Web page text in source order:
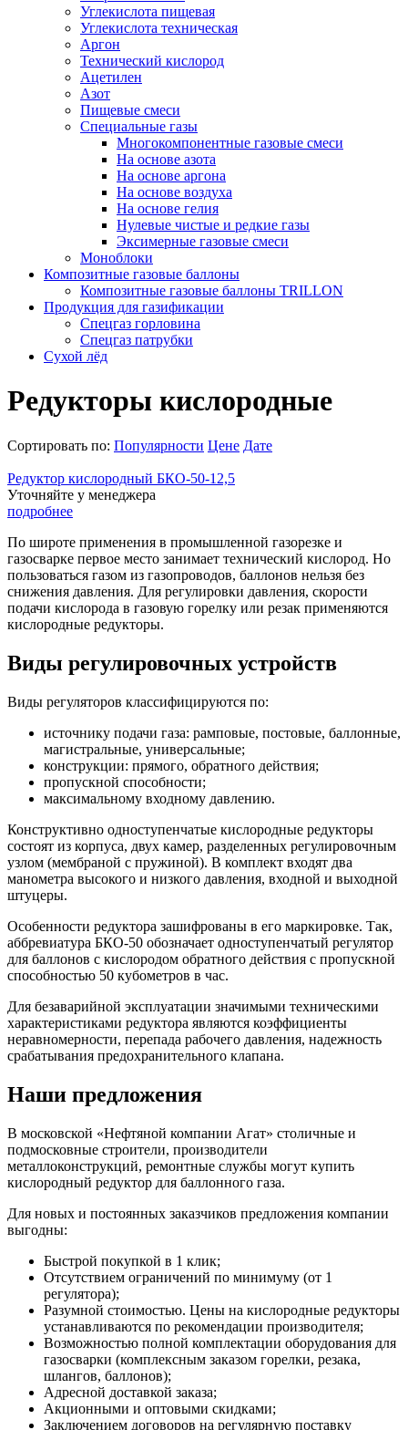
Углекислота пищевая
Углекислота техническая
Аргон
Технический кислород
Ацетилен
Азот
Пищевые смеси
Специальные газы
Многокомпонентные газовые смеси
На основе азота
На основе аргона
На основе воздуха
На основе гелия
Нулевые чистые и редкие газы
Эксимерные газовые смеси
Моноблоки
Композитные газовые баллоны
Композитные газовые баллоны TRILLON
Продукция для газификации
Спецгаз горловина
Спецгаз патрубки
Сухой лёд
Редукторы кислородные
Сортировать по: Популярности Цене Дате
Редуктор кислородный БКО-50-12,5
Уточняйте у менеджера
подробнее
По широте применения в промышленной газорезке и
газосварке первое место занимает технический кислород. Но
пользоваться газом из газопроводов, баллонов нельзя без
снижения давления. Для регулировки давления, скорости
подачи кислорода в газовую горелку или резак применяются
кислородные редукторы.
Виды регулировочных устройств
Виды регуляторов классифицируются по:
источнику подачи газа: рамповые, постовые, баллонные,
магистральные, универсальные;
конструкции: прямого, обратного действия;
пропускной способности;
максимальному входному давлению.
Конструктивно одноступенчатые кислородные редукторы
состоят из корпуса, двух камер, разделенных регулировочным
узлом (мембраной с пружиной). В комплект входят два
манометра высокого и низкого давления, входной и выходной
штуцеры.
Особенности редуктора зашифрованы в его маркировке. Так,
аббревиатура БКО-50 обозначает одноступенчатый регулятор
для баллонов с кислородом обратного действия с пропускной
способностью 50 кубометров в час.
Для безаварийной эксплуатации значимыми техническими
характеристиками редуктора являются коэффициенты
неравномерности, перепада рабочего давления, надежность
срабатывания предохранительного клапана.
Наши предложения
В московской «Нефтяной компании Агат» столичные и
подмосковные строители, производители
металлоконструкций, ремонтные службы могут купить
кислородный редуктор для баллонного газа.
Для новых и постоянных заказчиков предложения компании
выгодны:
Быстрой покупкой в 1 клик;
Отсутствием ограничений по минимуму (от 1
регулятора);
Разумной стоимостью. Цены на кислородные редукторы
устанавливаются по рекомендации производителя;
Возможностью полной комплектации оборудования для
газосварки (комплексным заказом горелки, резака,
шлангов, баллонов);
Адресной доставкой заказа;
Акционными и оптовыми скидками;
Заключением договоров на регулярную поставку